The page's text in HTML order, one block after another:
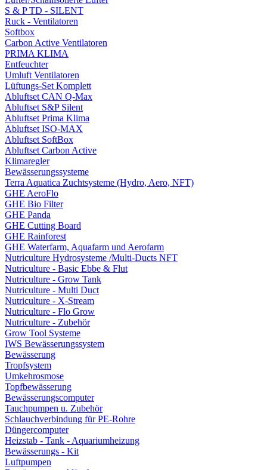
S & P TD - SILENT
Ruck - Ventilatoren
Softbox
Carbon Active Ventilatoren
PRIMA KLIMA
Entfeuchter
Umluft Ventilatoren
Lüftungs-Set Komplett
Abluftset CAN Q-Max
Abluftset S&P Silent
Abluftset Prima Klima
Abluftset ISO-MAX
Abluftset SoftBox
Abluftset Carbon Active
Klimaregler
Bewässerungssysteme
Terra Aquatica Zuchtsysteme (Hydro, Aero, NFT)
GHE AeroFlo
GHE Bio Filter
GHE Panda
GHE Cutting Board
GHE Rainforest
GHE Waterfarm, Aquafarm und Aerofarm
Nutriculture Hydrosysteme /Multi-Ducts NFT
Nutriculture - Basic Ebbe & Flut
Nutriculture - Grow Tank
Nutriculture - Multi Duct
Nutriculture - X-Stream
Nutriculture - Flo Grow
Nutriculture - Zubehör
Grow Tool Systeme
IWS Bewässerungssystem
Bewässerung
Tropfsystem
Umkehrosmose
Topfbewässerung
Bewässerungscomputer
Tauchpumpen u. Zubehör
Schlauchverbindung für PE-Rohre
Düngercomputer
Heizstab - Tank - Aquariumheizung
Bewässerungs - Kit
Luftpumpen